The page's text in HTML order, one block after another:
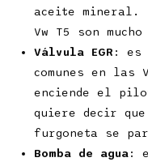
aceite mineral.
Vw T5 son
Válvula EGR:
es
comunes en las
enciende el
quiere decir
furgoneta se
Bomba de agua: